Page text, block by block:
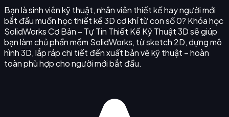
Bạn là sinh viên kỹ thuật, nhân viên thiết kế hay người mới
bắt đầu muốn học thiết kế 3D cơ khí từ con số 0? Khóa học
SolidWorks Cơ Bản – Tự Tin Thiết Kế Kỹ Thuật 3D sẽ giúp
bạn làm chủ phần mềm SolidWorks, từ sketch 2D, dựng mô
hình 3D, lắp ráp chi tiết đến xuất bản vẽ kỹ thuật – hoàn
toàn phù hợp cho người mới bắt đầu.